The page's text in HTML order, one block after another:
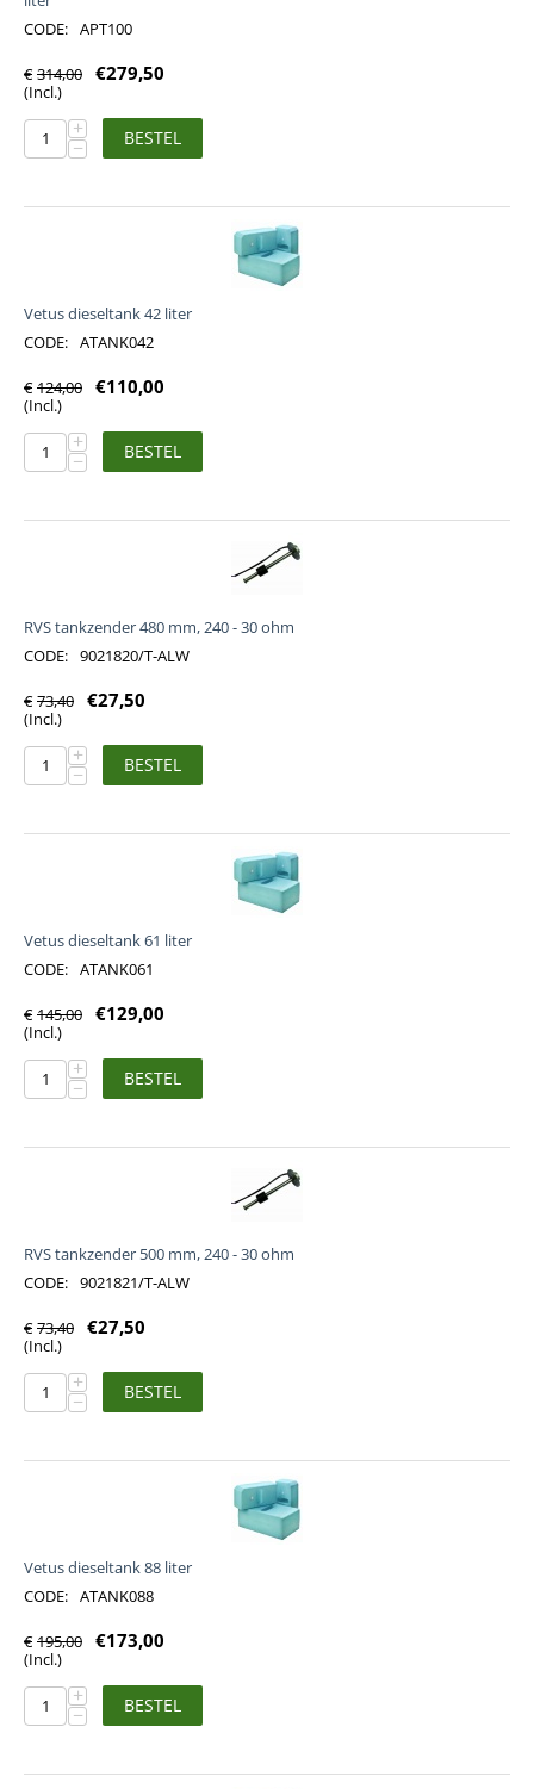
CODE: APT100
€ 314,00 €279,50
(Incl.)
+
− BESTEL
Vetus dieseltank 42 liter
CODE: ATANK042
€ 124,00 €110,00
(Incl.)
+
− BESTEL
RVS tankzender 480 mm, 240 - 30 ohm
CODE: 9021820/T-ALW
€ 73,40 €27,50
(Incl.)
+
− BESTEL
Vetus dieseltank 61 liter
CODE: ATANK061
€ 145,00 €129,00
(Incl.)
+
− BESTEL
RVS tankzender 500 mm, 240 - 30 ohm
CODE: 9021821/T-ALW
€ 73,40 €27,50
(Incl.)
+
− BESTEL
Vetus dieseltank 88 liter
CODE: ATANK088
€ 195,00 €173,00
(Incl.)
+
− BESTEL